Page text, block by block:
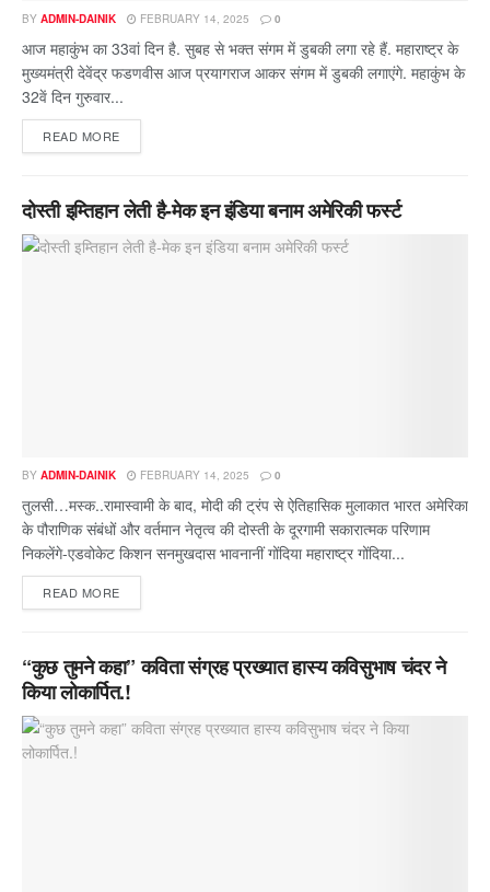
BY ADMIN-DAINIK FEBRUARY 14, 2025 0
आज महाकुंभ का 33वां दिन है. सुबह से भक्त संगम में डुबकी लगा रहे हैं. महाराष्ट्र के
मुख्यमंत्री देवेंद्र फडणवीस आज प्रयागराज आकर संगम में डुबकी लगाएंगे. महाकुंभ के
32वें दिन गुरुवार...
READ MORE
दोस्ती इम्तिहान लेती है-मेक इन इंडिया बनाम अमेरिकी फर्स्ट
BY ADMIN-DAINIK FEBRUARY 14, 2025 0
तुलसी…मस्क..रामास्वामी के बाद, मोदी की ट्रंप से ऐतिहासिक मुलाकात भारत अमेरिका
के पौराणिक संबंधों और वर्तमान नेतृत्व की दोस्ती के दूरगामी सकारात्मक परिणाम
निकलेंगे-एडवोकेट किशन सनमुखदास भावनानीं गोंदिया महाराष्ट्र गोंदिया...
READ MORE
“कुछ तुमने कहा” कविता संग्रह प्रख्यात हास्य कविसुभाष चंदर ने
किया लोकार्पित.!